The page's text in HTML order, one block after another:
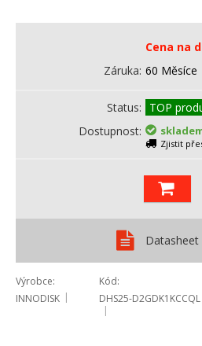
Cena na
Záruka 60 Měsíce
Status
TOP
Dostupnost
Zjistit
Datasheet
Výrobce
INNODISK
Kód
DHS25-D2GDK1KCCQL